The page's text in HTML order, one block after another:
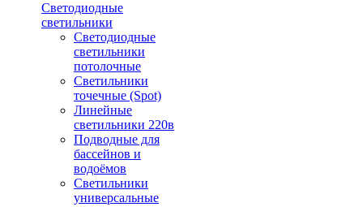
Светодиодные
светильники
Светодиодные
светильники
потолочные
Светильники
точечные (Spot)
Линейные
светильники 220в
Подводные для
бассейнов и
водоёмов
Светильники
универсальные